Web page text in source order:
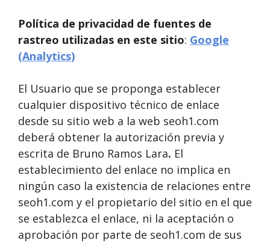
Política de privacidad de fuentes de
rastreo utilizadas en este sitio: Google
(Analytics)
El Usuario que se proponga establecer
cualquier dispositivo técnico de enlace
desde su sitio web a la web seoh1.com
deberá obtener la autorización previa y
escrita de Bruno Ramos Lara. El
establecimiento del enlace no implica en
ningún caso la existencia de relaciones entre
seoh1.com y el propietario del sitio en el que
se establezca el enlace, ni la aceptación o
aprobación por parte de seoh1.com de sus